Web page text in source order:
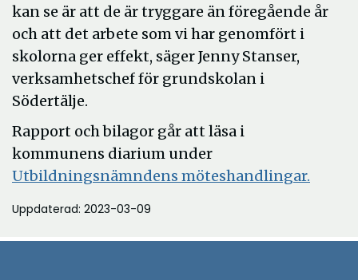
kan se är att de är tryggare än föregående år
och att det arbete som vi har genomfört i
skolorna ger effekt, säger Jenny Stanser,
verksamhetschef för grundskolan i
Södertälje.
Rapport och bilagor går att läsa i
kommunens diarium under
Utbildningsnämndens möteshandlingar.
Uppdaterad: 2023-03-09